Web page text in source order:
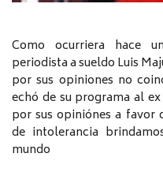
Como ocurriera hace
periodista a sueldo Luis
por sus opiniones no
echó de su programa al
por sus opiniónes a favor
de intolerancia
mundo